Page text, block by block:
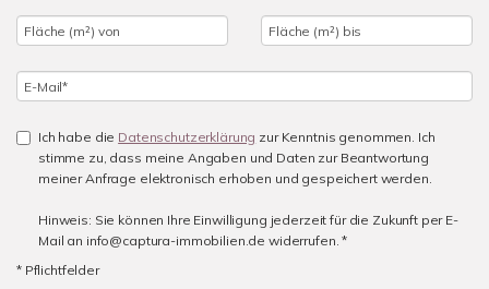
Ich habe die Datenschutzerklärung zur Kenntnis genommen. Ich
stimme zu, dass meine Angaben und Daten zur Beantwortung
meiner Anfrage elektronisch erhoben und gespeichert werden.
Hinweis: Sie können Ihre Einwilligung jederzeit für die Zukunft per E-
Mail an info@captura-immobilien.de widerrufen. *
* Pflichtfelder